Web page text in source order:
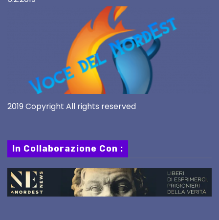
2019 Copyright All rights reserved
In Collaborazione Con :